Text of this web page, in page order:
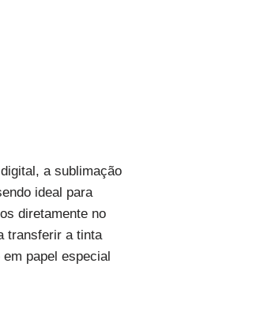
a sublimação
ideal para
diretamente no
transferir a tinta
papel especial